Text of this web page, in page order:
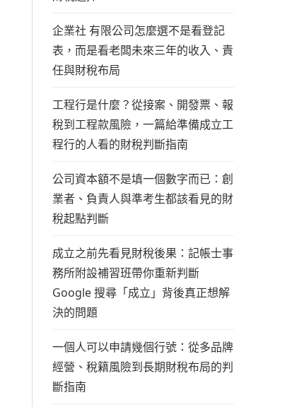
企業社 有限公司怎麼選不是看登記
表，而是看老闆未來三年的收入、責
任與財稅布局
工程行是什麼？從接案、開發票、報
稅到工程款風險，一篇給準備成立工
程行的人看的財稅判斷指南
公司資本額不是填一個數字而已：創
業者、負責人與準考生都該看見的財
稅起點判斷
成立之前先看見財稅後果：記帳士事
務所附設補習班帶你重新判斷
Google 搜尋「成立」背後真正想解
決的問題
一個人可以申請幾個行號：從多品牌
經營、稅籍風險到長期財稅布局的判
斷指南